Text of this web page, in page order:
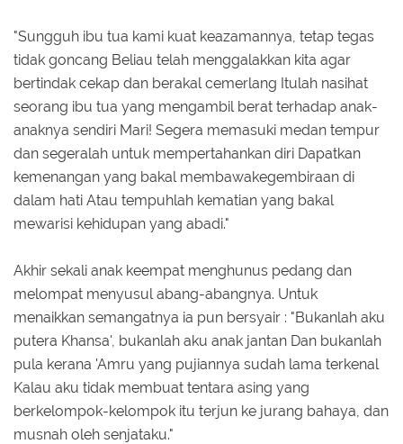
"Sungguh ibu tua kami kuat keazamannya, tetap tegas
tidak goncang Beliau telah menggalakkan kita agar
bertindak cekap dan berakal cemerlang Itulah nasihat
seorang ibu tua yang mengambil berat terhadap anak-
anaknya sendiri Mari! Segera memasuki medan tempur
dan segeralah untuk mempertahankan diri Dapatkan
kemenangan yang bakal membawakegembiraan di
dalam hati Atau tempuhlah kematian yang bakal
mewarisi kehidupan yang abadi."
Akhir sekali anak keempat menghunus pedang dan
melompat menyusul abang-abangnya. Untuk
menaikkan semangatnya ia pun bersyair : "Bukanlah aku
putera Khansa', bukanlah aku anak jantan Dan bukanlah
pula kerana 'Amru yang pujiannya sudah lama terkenal
Kalau aku tidak membuat tentara asing yang
berkelompok-kelompok itu terjun ke jurang bahaya, dan
musnah oleh senjataku."